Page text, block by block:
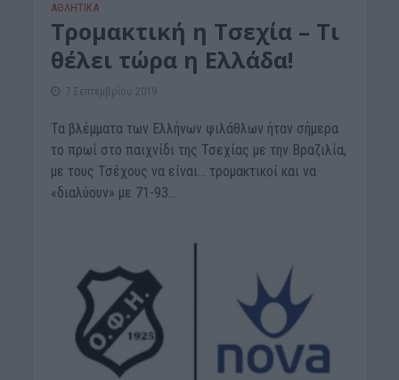
ΑΘΛΗΤΙΚΑ
Τρομακτική η Τσεχία – Τι
θέλει τώρα η Ελλάδα!
7 Σεπτεμβρίου 2019
Τα βλέμματα των Ελλήνων φιλάθλων ήταν σήμερα
το πρωί στο παιχνίδι της Τσεχίας με την Βραζιλία,
με τους Τσέχους να είναι… τρομακτικοί και να
«διαλύουν» με 71-93...